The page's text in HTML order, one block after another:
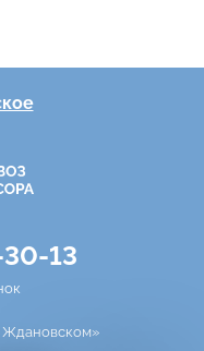
30-13
Ждановском»